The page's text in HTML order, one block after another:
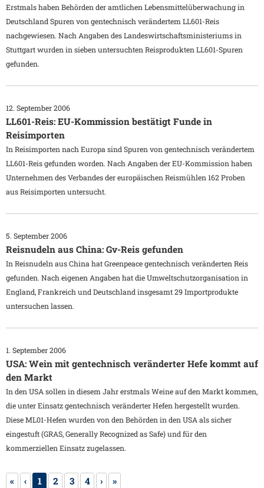
Erstmals haben Behörden der amtlichen Lebensmittelüberwachung in
Deutschland Spuren von gentechnisch verändertem LL601-Reis
nachgewiesen. Nach Angaben des Landeswirtschaftsministeriums in
Stuttgart wurden in sieben untersuchten Reisprodukten LL601-Spuren
gefunden.
12. September 2006
LL601-Reis: EU-Kommission bestätigt Funde in
Reisimporten
In Reisimporten nach Europa sind Spuren von gentechnisch verändertem
LL601-Reis gefunden worden. Nach Angaben der EU-Kommission haben
Unternehmen des Verbandes der europäischen Reismühlen 162 Proben
aus Reisimporten untersucht.
5. September 2006
Reisnudeln aus China: Gv-Reis gefunden
In Reisnudeln aus China hat Greenpeace gentechnisch veränderten Reis
gefunden. Nach eigenen Angaben hat die Umweltschutzorganisation in
England, Frankreich und Deutschland insgesamt 29 Importprodukte
untersuchen lassen.
1. September 2006
USA: Wein mit gentechnisch veränderter Hefe kommt auf
den Markt
In den USA sollen in diesem Jahr erstmals Weine auf den Markt kommen,
die unter Einsatz gentechnisch veränderter Hefen hergestellt wurden.
Diese ML01-Hefen wurden von den Behörden in den USA als sicher
eingestuft (GRAS, Generally Recognized as Safe) und für den
kommerziellen Einsatz zugelassen.
« ‹ 1 2 3 4 › »